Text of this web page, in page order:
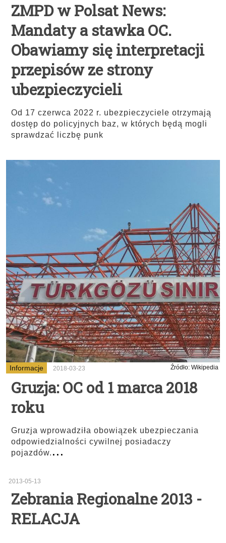
ZMPD w Polsat News:
Mandaty a stawka OC.
Obawiamy się interpretacji
przepisów ze strony
ubezpieczycieli
Od 17 czerwca 2022 r. ubezpieczyciele otrzymają
dostęp do policyjnych baz, w których będą mogli
sprawdzać liczbę punk
Informacje 2018-03-23 Źródło: Wikipedia
Gruzja: OC od 1 marca 2018
roku
Gruzja wprowadziła obowiązek ubezpieczania
odpowiedzialności cywilnej posiadaczy
pojazdów....
2013-05-13
Zebrania Regionalne 2013 -
RELACJA